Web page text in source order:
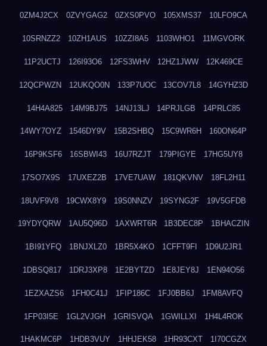
0ZM4J2CX 0ZVYGAG2 0ZXS0PVO 105XMS37 10LFO9CA
10SRNZZ2 10ZH1AUS 10ZZI8A5 1103WHO1 11MGVORK
11P2UCTJ 126I93O6 12FS3WHV 12HZ1JWW 12K469CE
12QCPWZN 12UKQO0N 133P7UOC 13COV7L8 14GYHZ3D
14H4A825 14M9BJ75 14NJ13LJ 14PRJLGB 14PRLC85
14WY7OYZ 1546DY9V 15B2SHBQ 15C9WR6H 160ON64P
16P9KSF6 16SBWI43 16U7RZJT 179PIGYE 17HG5UY8
17SO7X9S 17UXEZ2B 17VE7UAW 181QKVNV 18FL2H11
18UVF9V8 19CWX8Y9 19S0NNZV 19SYNG2F 19V5GFDB
19YDYQRW 1AU5Q96D 1AXWRT6R 1B3DEC8P 1BHACZIN
1BI91YFQ 1BNJXLZ0 1BR5X4KO 1CFFT9FI 1D9U2JR1
1DBSQ817 1DRJ3XP8 1E2BYTZD 1E8JEY8J 1EN94O56
1EZXAZS6 1FH0C41J 1FIP186C 1FJ0BB6J 1FM8AVFQ
1FP03I5E 1GL2VJGH 1GRISVQA 1GWILLXI 1H4L4ROK
1HAKMC6P 1HDB3VUY 1HHJEK58 1HR93CXT 1I70CGZX